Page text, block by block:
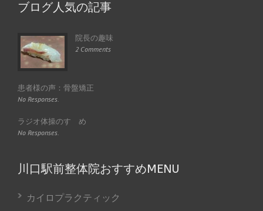
ブログ人気の記事
院長の趣味
2 Comments
患者様の声：骨盤矯正
No Responses.
ラジオ体操のすゝめ
No Responses.
川口駅前整体院おすすめMENU
カイロプラクティック